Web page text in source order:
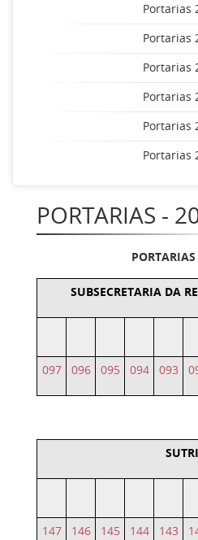
Portarias
Portarias
Portarias
Portarias
Portarias
Portarias
PORTARIAS -
SUBSECRETARIA DA
097 096 095 094 093
SUTRI
147 146 145 144 143